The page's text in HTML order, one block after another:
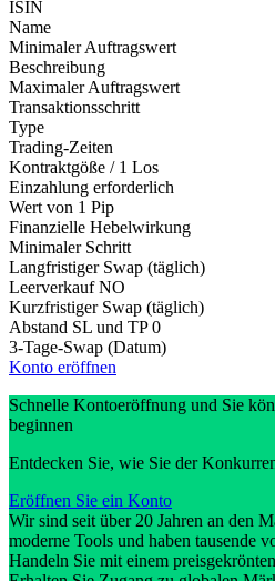
ISIN
Name
Minimaler Auftragswert
Beschreibung
Maximaler Auftragswert
Transaktionsschritt
Type
Trading-Zeiten
Kontraktgöße / 1 Los
Einzahlung erforderlich
Wert von 1 Pip
Finanzielle Hebelwirkung
Minimaler Schritt
Langfristiger Swap (täglich)
Leerverkauf NO
Kurzfristiger Swap (täglich)
Abstand SL und TP 0
3-Tage-Swap (Datum)
Konto eröffnen
Schnelle Kontoeröffnung und Sie
beginnen
Entdecken Sie, wie Sie der
Eröffnen Sie ein Konto
Wir sind seit über 20 Jahren an den
moderne Tools und haben tausende
Handeln Sie mit einem